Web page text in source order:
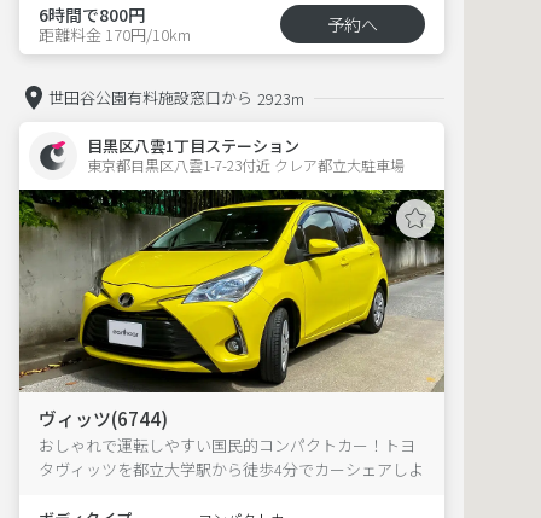
6時間で800円
距離料金 170円/10km 予約へ
世田谷公園有料施設窓口から 2923m
目黒区八雲1丁目ステーション
東京都目黒区八雲1-7-23付近 クレア都立大駐車場
ヴィッツ(6744)
おしゃれで運転しやすい国民的コンパクトカー！トヨ
タヴィッツを都立大学駅から徒歩4分でカーシェアしよ